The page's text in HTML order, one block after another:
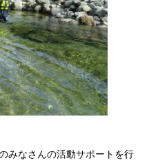
みなさんの活動サポートを行